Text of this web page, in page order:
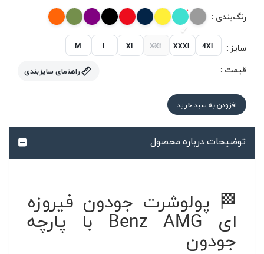
رنگ‌بندی :
سایز : M L XL XXL XXXL 4XL
قیمت : راهنمای سایزبندی
افزودن به سبد خرید
توضیحات درباره محصول
🏁 پولوشرت جودون فیروزه
ای Benz AMG با پارچه
جودون